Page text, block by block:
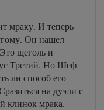
мраку. И теперь
Он нашел
щеголь и
Третий. Но Шеф
ли способ его
на дуэли с
клинок мрака.